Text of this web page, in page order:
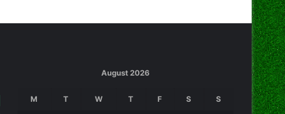
August 2026
M T W T F S S